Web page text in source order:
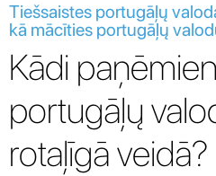
Tiešsaistes portugāļų
kā mācīties portugāļų
Kādi
portugāļų
rotaļīgā veidā?